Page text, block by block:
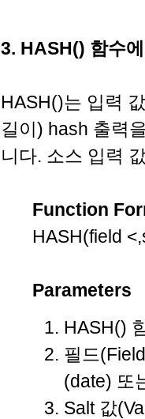
3. HASH() 함수
HASH()는 입력
길이) hash 출력
니다. 소스 입력
Function
HASH(field
Parameters
HASH()
필드
(date) 또
Salt 값